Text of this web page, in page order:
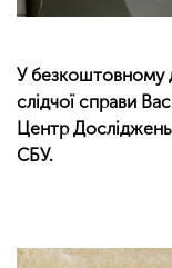
У безкоштовному
слідчої справи
Центр Досліджень
СБУ.